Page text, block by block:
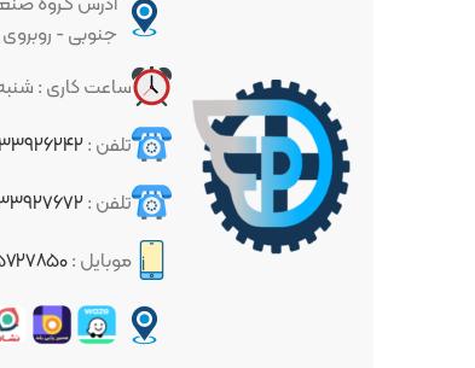
جنوبی - روبروی بانک ملی -
ساعت کاری : شنبه تا چهارشنبه ساعت
تلفن :
۳۳۹۲۶۲۴۲-۰۲۱
تلفن :
۳۳۹۲۷۶۷۲-۰۲۱
۰۹۱۲۵۷۲۷۸۵۰